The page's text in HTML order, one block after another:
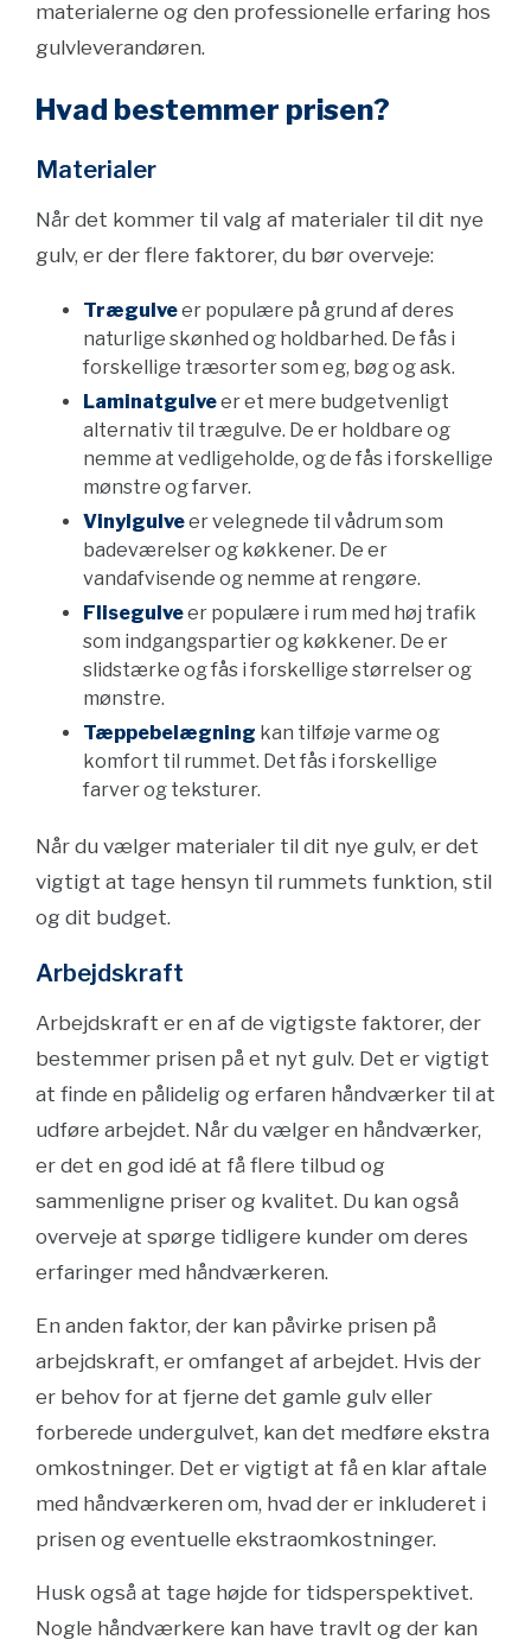
materialerne og den professionelle erfaring hos
gulvleverandøren.
Hvad bestemmer prisen?
Materialer
Når det kommer til valg af materialer til dit nye
gulv, er der flere faktorer, du bør overveje:
Trægulveer populære på grund af deres
naturlige skønhed og holdbarhed. De fås i
forskellige træsorter som eg, bøg og ask.
Laminatgulveer et mere budgetvenligt
alternativ til trægulve. De er holdbare og
nemme at vedligeholde, og de fås i forskellige
mønstre og farver.
Vinylgulveer velegnede til vådrum som
badeværelser og køkkener. De er
vandafvisende og nemme at rengøre.
Flisegulveer populære i rum med høj trafik
som indgangspartier og køkkener. De er
slidstærke og fås i forskellige størrelser og
mønstre.
Tæppebelægning kan tilføje varme og
komfort til rummet. Det fås i forskellige
farver og teksturer.
Når du vælger materialer til dit nye gulv, er det
vigtigt at tage hensyn til rummets funktion, stil
og dit budget.
Arbejdskraft
Arbejdskraft er en af de vigtigste faktorer, der
bestemmer prisen på et nyt gulv. Det er vigtigt
at finde en pålidelig og erfaren håndværker til at
udføre arbejdet. Når du vælger en håndværker,
er det en god idé at få flere tilbud og
sammenligne priser og kvalitet. Du kan også
overveje at spørge tidligere kunder om deres
erfaringer med håndværkeren.
En anden faktor, der kan påvirke prisen på
arbejdskraft, er omfanget af arbejdet. Hvis der
er behov for at fjerne det gamle gulv eller
forberede undergulvet, kan det medføre ekstra
omkostninger. Det er vigtigt at få en klar aftale
med håndværkeren om, hvad der er inkluderet i
prisen og eventuelle ekstraomkostninger.
Husk også at tage højde for tidsperspektivet.
Nogle håndværkere kan have travlt og der kan